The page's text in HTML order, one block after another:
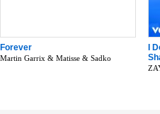
Forever
Martin Garrix & Matisse & Sadko
I